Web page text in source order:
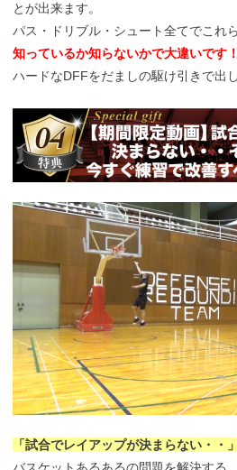
とが出来ます。
パス・ドリブル・シュート全てでこれ
知っているか知らないかで大違いです！
ハードなDFFをだましの駆け引きで出
「試合でレイアップが決まらない・・」